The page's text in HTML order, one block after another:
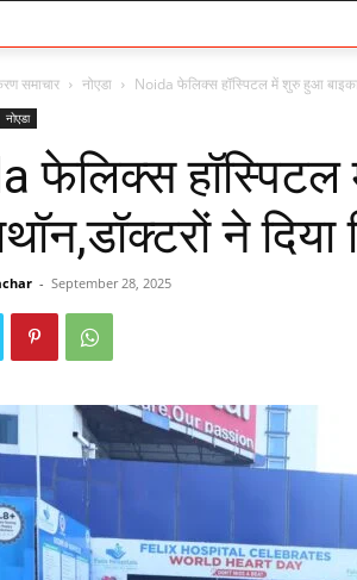
समाचार नोएडा Noida फेलिक्स हॉस्पिटल में शुरु हुआ
नोएडा
फेलिक्स
ने
- September 28, 2025